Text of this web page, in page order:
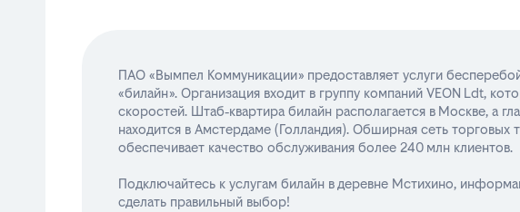
ПАО «Вымпел Коммуникации» предоставляет услуги
«билайн». Организация входит в группу компаний VEON Ldt,
скоростей. Штаб‑квартира билайн располагается в Москве, а
находится в Амстердаме (Голландия). Обширная сеть торговых
обеспечивает качество обслуживания более 240 млн клиентов.
Подключайтесь к услугам билайн в деревне Мстихино,
сделать правильный выбор!